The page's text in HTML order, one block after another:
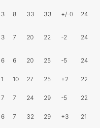
3 8 33 33 +/-0 24
3 7 20 22 -2 24
6 6 20 25 -5 24
1 10 27 25 +2 22
7 7 24 29 -5 22
6 7 32 29 +3 21